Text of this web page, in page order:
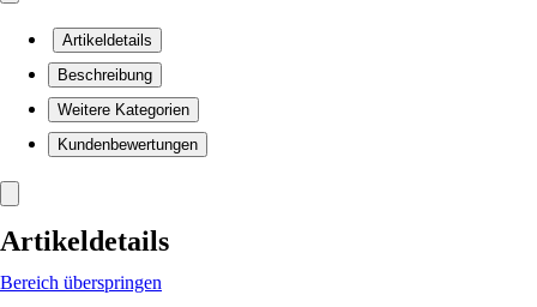
Artikeldetails
Beschreibung
Weitere Kategorien
Kundenbewertungen
Artikeldetails
Bereich überspringen